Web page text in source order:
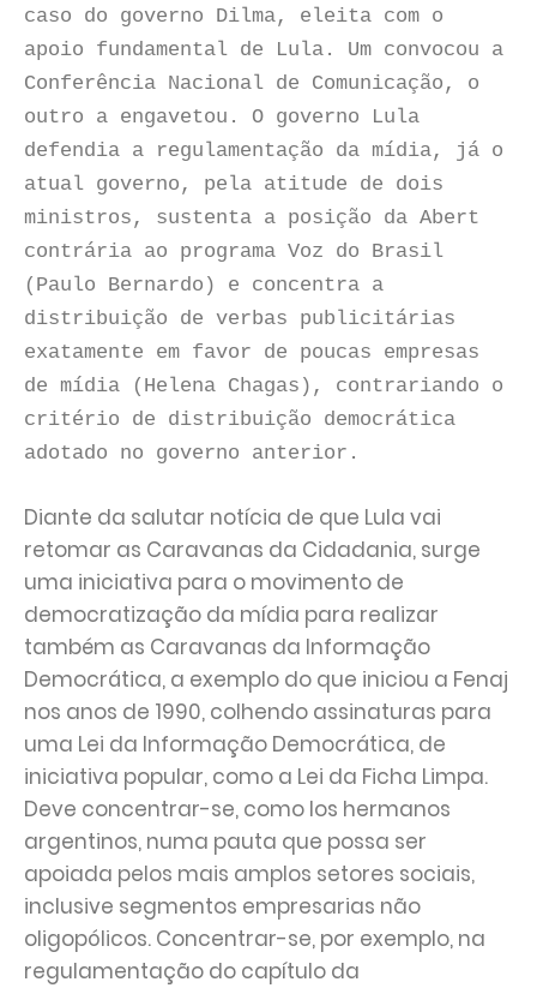
caso do governo Dilma, eleita com o
apoio fundamental de Lula. Um convocou a
Conferência Nacional de Comunicação, o
outro a engavetou. O governo Lula
defendia a regulamentação da mídia, já o
atual governo, pela atitude de dois
ministros, sustenta a posição da Abert
contrária ao programa Voz do Brasil
(Paulo Bernardo) e concentra a
distribuição de verbas publicitárias
exatamente em favor de poucas empresas
de mídia (Helena Chagas), contrariando o
critério de distribuição democrática
adotado no governo anterior.
Diante da salutar notícia de que Lula vai
retomar as Caravanas da Cidadania, surge
uma iniciativa para o movimento de
democratização da mídia para realizar
também as Caravanas da Informação
Democrática, a exemplo do que iniciou a Fenaj
nos anos de 1990, colhendo assinaturas para
uma Lei da Informação Democrática, de
iniciativa popular, como a Lei da Ficha Limpa.
Deve concentrar-se, como los hermanos
argentinos, numa pauta que possa ser
apoiada pelos mais amplos setores sociais,
inclusive segmentos empresarias não
oligopólicos. Concentrar-se, por exemplo, na
regulamentação do capítulo da